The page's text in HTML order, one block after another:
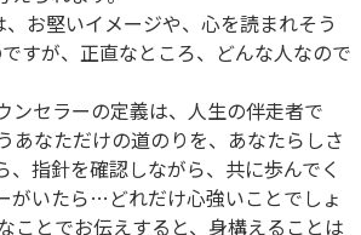
お堅いイメージや、心を読まれそう
すが、正直なところ、どんな人なので
ンセラーの定義は、人生の伴走者で
あなただけの道のりを、あなたらしさ
、指針を確認しながら、共に歩んでく
がいたら…どれだけ心強いことでしょ
ことでお伝えすると、身構えることは